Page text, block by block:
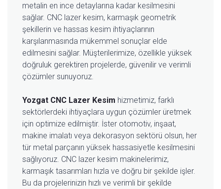
metalin en ince detaylarına kadar kesilmesini
sağlar. CNC lazer kesim, karmaşık geometrik
şekillerin ve hassas kesim ihtiyaçlarının
karşılanmasında mükemmel sonuçlar elde
edilmesini sağlar. Müşterilerimize, özellikle yüksek
doğruluk gerektiren projelerde, güvenilir ve verimli
çözümler sunuyoruz.
Yozgat CNC Lazer Kesim hizmetimiz, farklı
sektörlerdeki ihtiyaçlara uygun çözümler üretmek
için optimize edilmiştir. İster otomotiv, inşaat,
makine imalatı veya dekorasyon sektörü olsun, her
tür metal parçanın yüksek hassasiyetle kesilmesini
sağlıyoruz. CNC lazer kesim makinelerimiz,
karmaşık tasarımları hızla ve doğru bir şekilde işler.
Bu da projelerinizin hızlı ve verimli bir şekilde